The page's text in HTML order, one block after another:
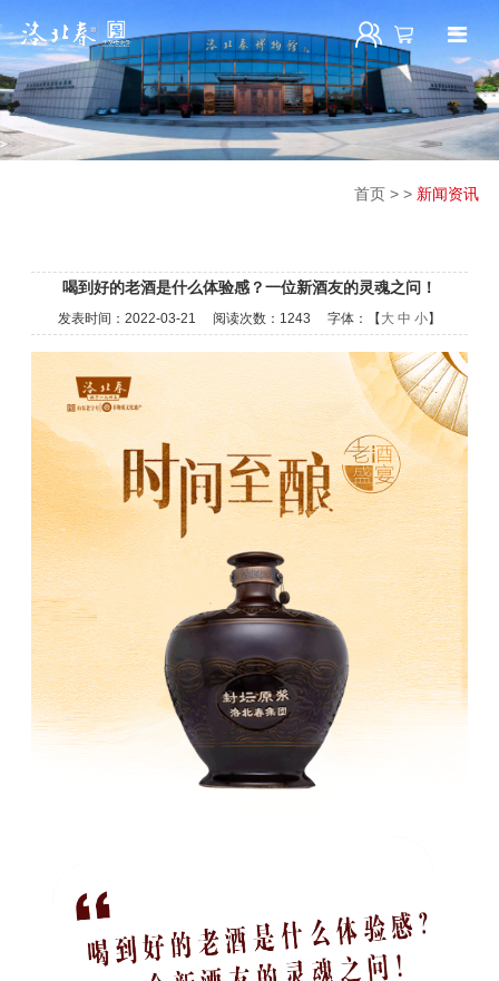
首页 >> 新闻资讯
喝到好的老酒是什么体验感？一位新酒友的灵魂之问！
发表时间： 2022-03-21 阅读次数： 1243 字体：【 大 中 小】